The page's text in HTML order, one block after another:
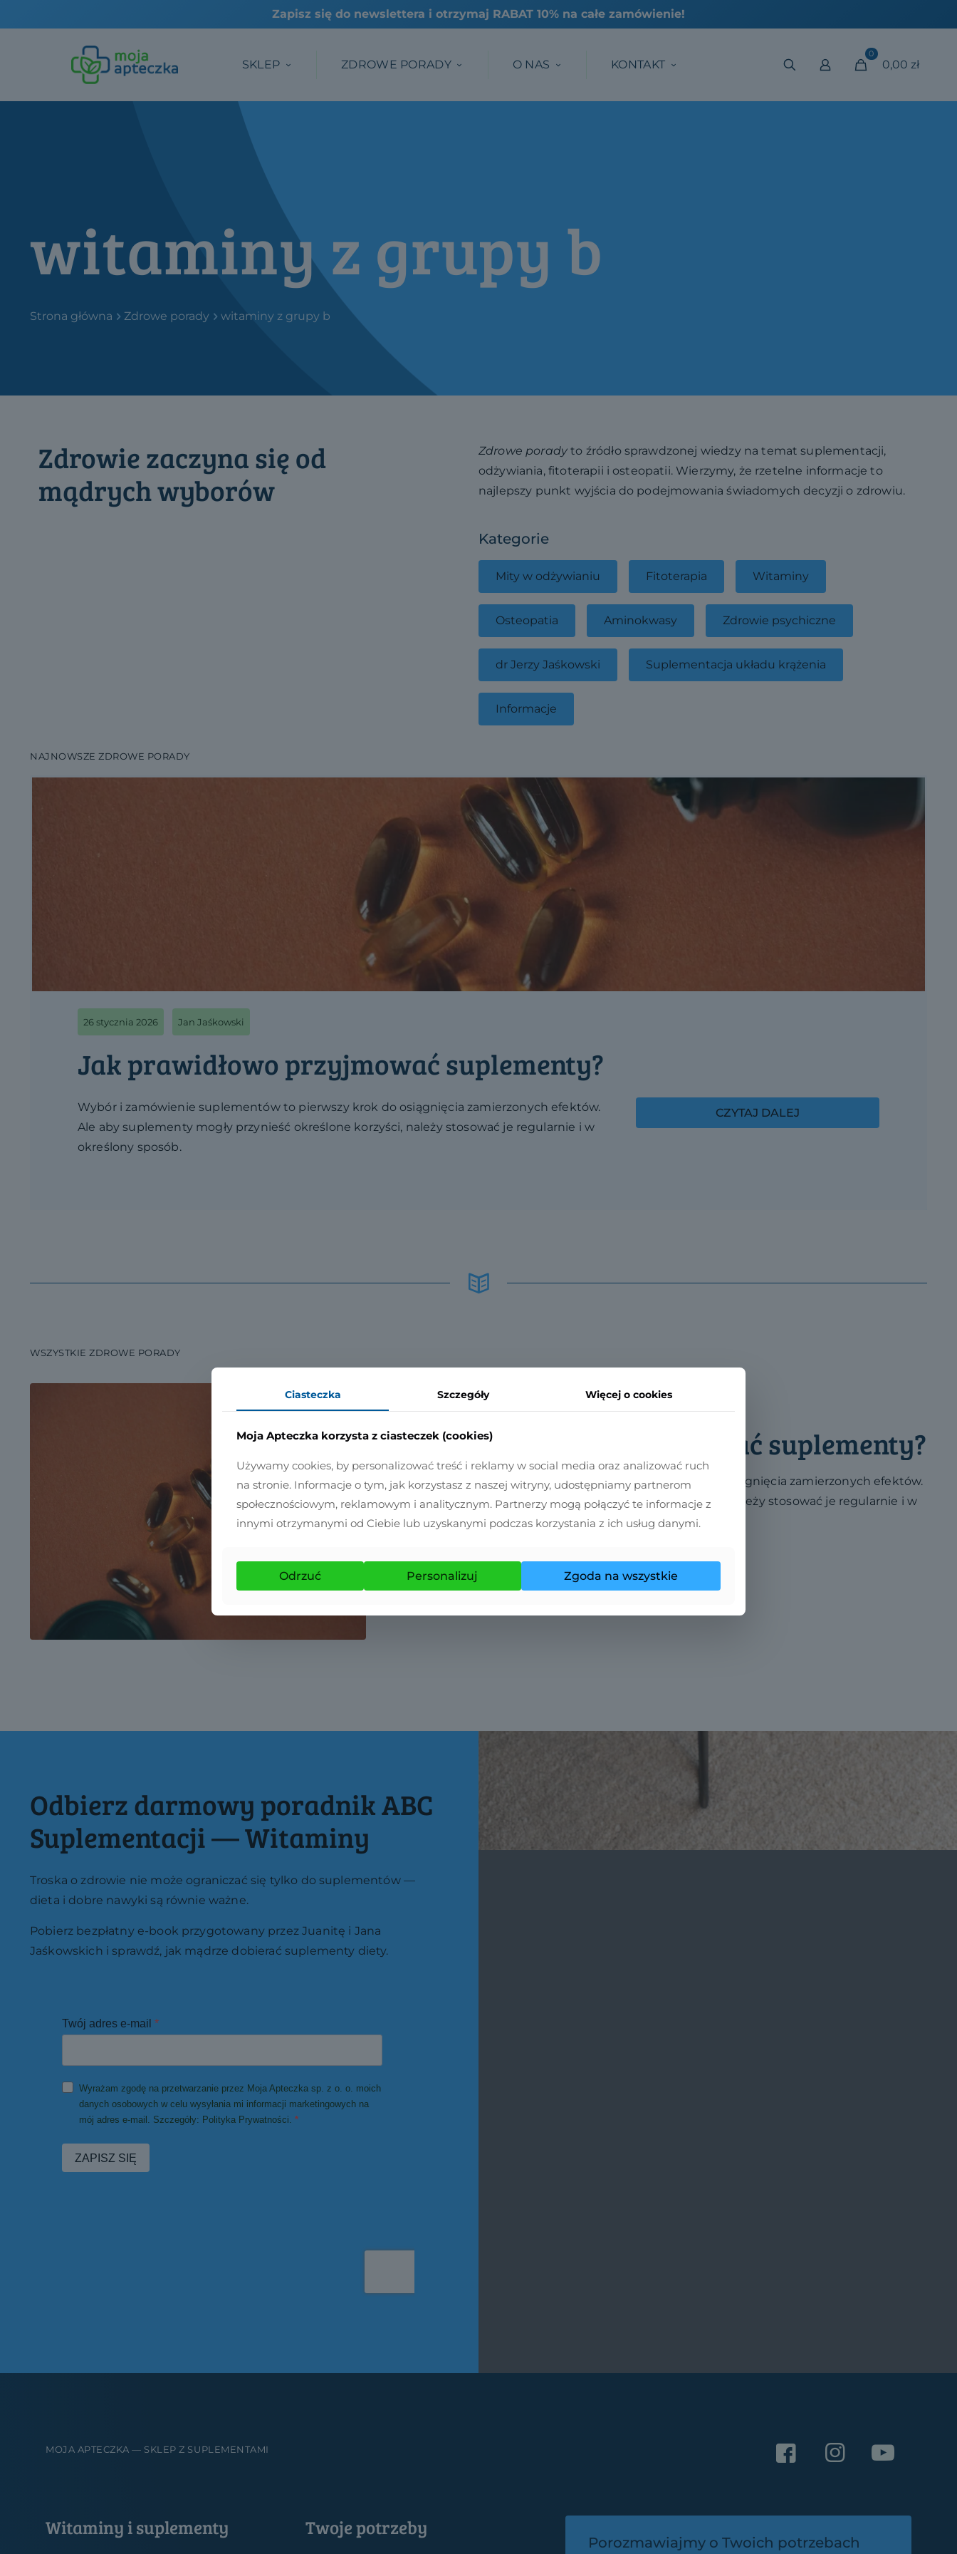
SKLEP ZDROWE PORADY O NAS KONTAKT
0
0,00 zł
witaminy z grupy b
Strona główna Zdrowe porady witaminy z grupy b
Zdrowie zaczyna się od
mądrych wyborów
Zdrowe porady to źródło sprawdzonej wiedzy na temat suplementacji,
odżywiania, fitoterapii i osteopatii. Wierzymy, że rzetelne informacje to
najlepszy punkt wyjścia do podejmowania świadomych decyzji o zdrowiu.
Kategorie
Mity w odżywianiu Fitoterapia Witaminy
Osteopatia Aminokwasy Zdrowie psychiczne
dr Jerzy Jaśkowski Suplementacja układu krążenia
Informacje
NAJNOWSZE ZDROWE PORADY
26 stycznia 2026 Jan Jaśkowski
Jak prawidłowo przyjmować suplementy?
Wybór i zamówienie suplementów to pierwszy krok do osiągnięcia zamierzonych efektów.
Ale aby suplementy mogły przynieść określone korzyści, należy stosować je regularnie i w
określony sposób.
CZYTAJ DALEJ
WSZYSTKIE ZDROWE PORADY
Jak prawidłowo przyjmować suplementy?
Wybór i zamówienie suplementów to pierwszy krok do osiągnięcia zamierzonych efektów.
Ale aby suplementy mogły przynieść określone korzyści, należy stosować je regularnie i w
określony sposób.
CZYTAJ DALEJ
Odbierz darmowy poradnik ABC
Suplementacji — Witaminy
Troska o zdrowie nie może ograniczać się tylko do suplementów —
dieta i dobre nawyki są równie ważne.
Pobierz bezpłatny e-book przygotowany przez Juanitę i Jana
Jaśkowskich i sprawdź, jak mądrze dobierać suplementy diety.
MOJA APTECZKA — SKLEP Z SUPLEMENTAMI
Witaminy i suplementy Twoje potrzeby
Porozmawiajmy o Twoich potrzebach
Ciasteczka Szczegóły Więcej o cookies
Moja Apteczka korzysta z ciasteczek (cookies)
Używamy cookies, by personalizować treść i reklamy w social media oraz analizować ruch
na stronie. Informacje o tym, jak korzystasz z naszej witryny, udostępniamy partnerom
społecznościowym, reklamowym i analitycznym. Partnerzy mogą połączyć te informacje z
innymi otrzymanymi od Ciebie lub uzyskanymi podczas korzystania z ich usług danymi.
Odrzuć Personalizuj Zgoda na wszystkie